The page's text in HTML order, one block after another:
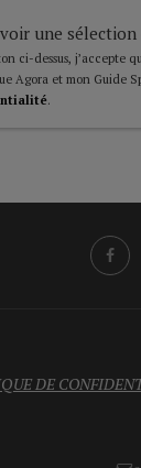
une
ci-dessus, j’accepte
Agora et mon Guide
.
DE